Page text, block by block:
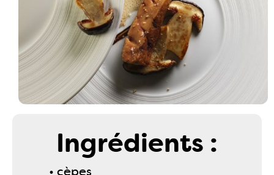
Ingrédients :
• cèpes